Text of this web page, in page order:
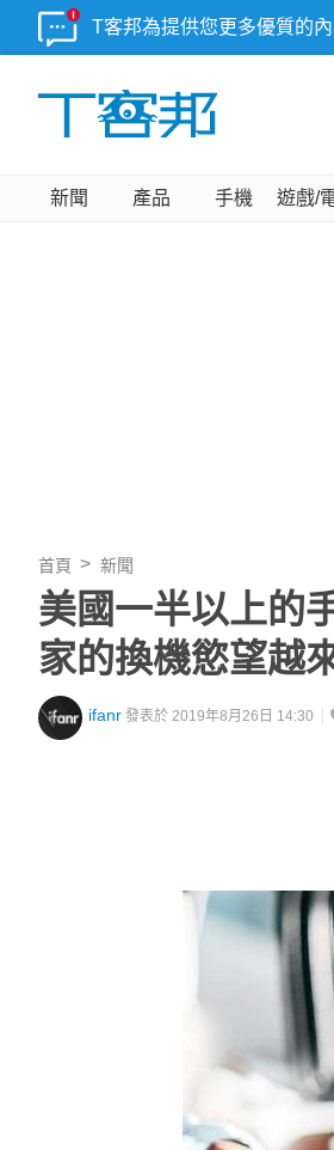
T客邦為提供您更多優質的
新聞 產品 手機 遊戲/
首頁 新聞
美國一半以上的
家的換機慾望越
ifanr 發表於 2019年8月26日 14:30